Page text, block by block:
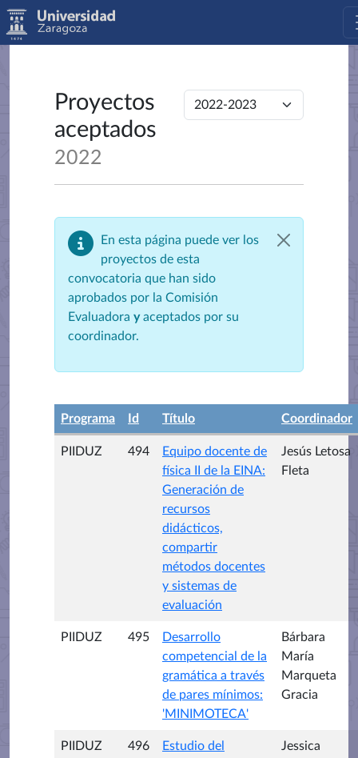
Proyectos
aceptados
2022
En esta página puede ver los
proyectos de esta
convocatoria que han sido
aprobados por la Comisión
Evaluadora yaceptados por su
coordinador.
Programa Id Título Coordinador
PIIDUZ 494
Equipo docente de
física II de la EINA:
Generación de
recursos
didácticos,
compartir
métodos docentes
y sistemas de
evaluación
Jesús Letosa
Fleta
PIIDUZ 495
Desarrollo
competencial de la
gramática a través
de pares mínimos:
'MINIMOTECA'
Bárbara
María
Marqueta
Gracia
PIIDUZ 496
Estudio del
Jessica